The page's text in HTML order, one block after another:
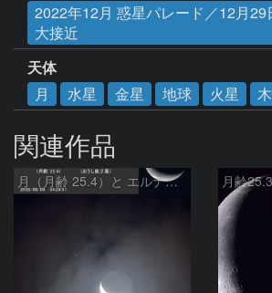
2022年12月 惑星パレード／12月
大接近
天体
月
水星 金星 地球 火星
関連作品
月（月齢 25.4）と エルナト（おうし座β星） 月齢25.3